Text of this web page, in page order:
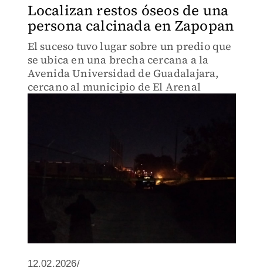
Localizan restos óseos de una
persona calcinada en Zapopan
El suceso tuvo lugar sobre un predio que
se ubica en una brecha cercana a la
Avenida Universidad de Guadalajara,
cercano al municipio de El Arenal
12.02.2026/